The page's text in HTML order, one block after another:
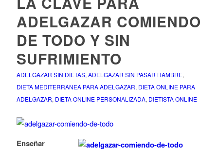
ADELGAZAR COMIENDO
DE TODO Y SIN
SUFRIMIENTO
ADELGAZAR SIN DIETAS, ADELGAZAR SIN PASAR HAMBRE,
DIETA MEDITERRANEA PARA ADELGAZAR, DIETA ONLINE PARA
ADELGAZAR, DIETA ONLINE PERSONALIZADA, DIETISTA ONLINE
Enseñar